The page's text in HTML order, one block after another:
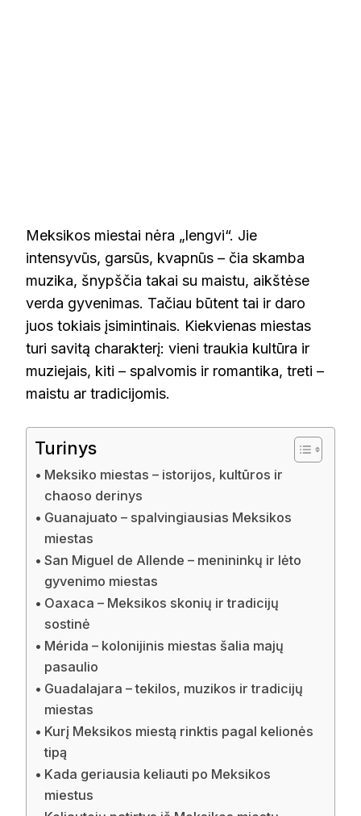
Meksikos miestai nėra „lengvi“. Jie
intensyvūs, garsūs, kvapnūs – čia skamba
muzika, šnypščia takai su maistu, aikštėse
verda gyvenimas. Tačiau būtent tai ir daro
juos tokiais įsimintinais. Kiekvienas miestas
turi savitą charakterį: vieni traukia kultūra ir
muziejais, kiti – spalvomis ir romantika, treti –
maistu ar tradicijomis.
Turinys
Meksiko miestas – istorijos, kultūros ir
chaoso derinys
Guanajuato – spalvingiausias Meksikos
miestas
San Miguel de Allende – menininkų ir lėto
gyvenimo miestas
Oaxaca – Meksikos skonių ir tradicijų
sostinė
Mérida – kolonijinis miestas šalia majų
pasaulio
Guadalajara – tekilos, muzikos ir tradicijų
miestas
Kurį Meksikos miestą rinktis pagal kelionės
tipą
Kada geriausia keliauti po Meksikos
miestus